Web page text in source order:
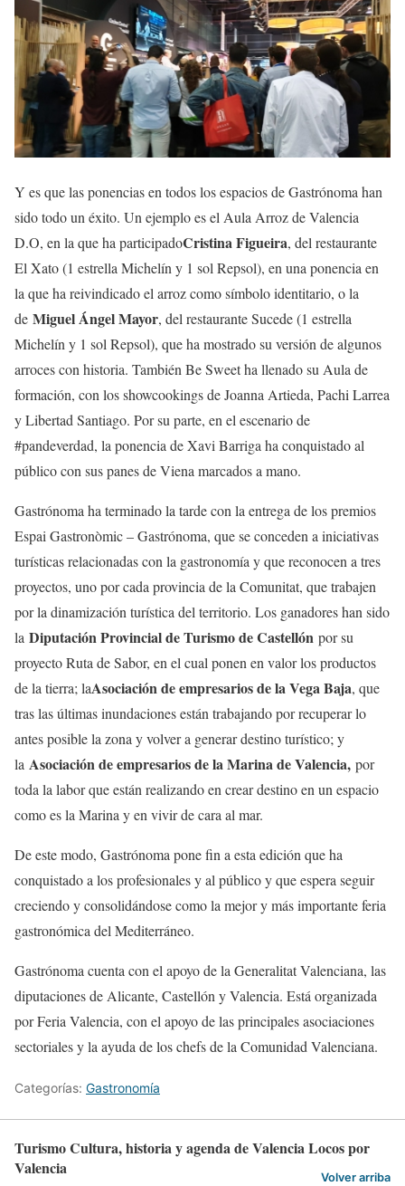
Y es que las ponencias en todos los espacios de Gastrónoma han
sido todo un éxito. Un ejemplo es el Aula Arroz de Valencia
D.O, en la que ha participadoCristina Figueira, del restaurante
El Xato (1 estrella Michelín y 1 sol Repsol), en una ponencia en
la que ha reivindicado el arroz como símbolo identitario, o la
de Miguel Ángel Mayor, del restaurante Sucede (1 estrella
Michelín y 1 sol Repsol), que ha mostrado su versión de algunos
arroces con historia. También Be Sweet ha llenado su Aula de
formación, con los showcookings de Joanna Artieda, Pachi Larrea
y Libertad Santiago. Por su parte, en el escenario de
#pandeverdad, la ponencia de Xavi Barriga ha conquistado al
público con sus panes de Viena marcados a mano.
Gastrónoma ha terminado la tarde con la entrega de los premios
Espai Gastronòmic – Gastrónoma, que se conceden a iniciativas
turísticas relacionadas con la gastronomía y que reconocen a tres
proyectos, uno por cada provincia de la Comunitat, que trabajen
por la dinamización turística del territorio. Los ganadores han sido
la Diputación Provincial de Turismo de Castellón por su
proyecto Ruta de Sabor, en el cual ponen en valor los productos
de la tierra; laAsociación de empresarios de la Vega Baja, que
tras las últimas inundaciones están trabajando por recuperar lo
antes posible la zona y volver a generar destino turístico; y
la Asociación de empresarios de la Marina de Valencia, por
toda la labor que están realizando en crear destino en un espacio
como es la Marina y en vivir de cara al mar.
De este modo, Gastrónoma pone fin a esta edición que ha
conquistado a los profesionales y al público y que espera seguir
creciendo y consolidándose como la mejor y más importante feria
gastronómica del Mediterráneo.
Gastrónoma cuenta con el apoyo de la Generalitat Valenciana, las
diputaciones de Alicante, Castellón y Valencia. Está organizada
por Feria Valencia, con el apoyo de las principales asociaciones
sectoriales y la ayuda de los chefs de la Comunidad Valenciana.
Categorías: Gastronomía
Turismo Cultura, historia y agenda de Valencia Locos por
Valencia
Volver arriba